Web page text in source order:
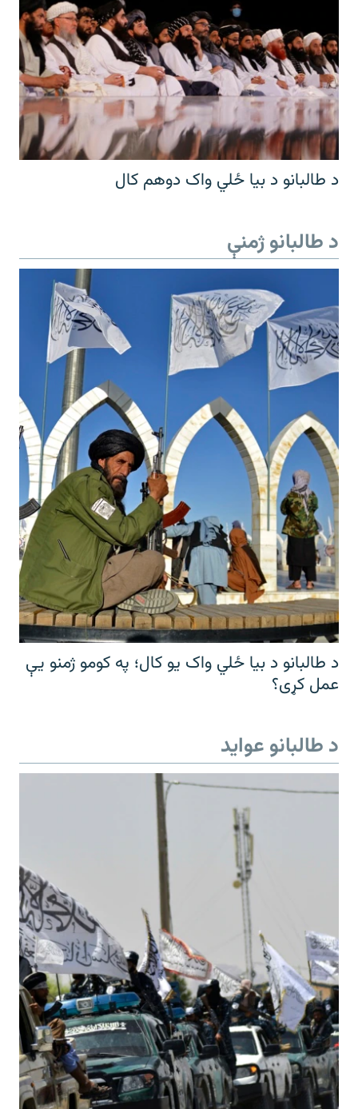
د طالبانو د بیا ځلي واک دوهم کال
د طالبانو ژمنې
د طالبانو د بیا ځلي واک یو کال؛ په کومو ژمنو یې
عمل کړی؟
د طالبانو عواید